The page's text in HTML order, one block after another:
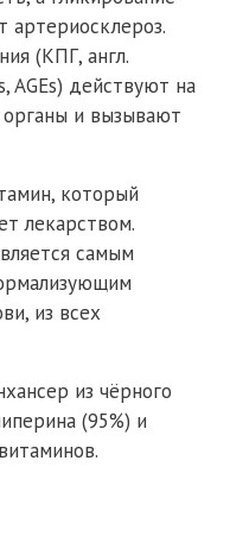
артериосклероз.
(КПГ, англ.
AGEs) действуют на
и вызывают
который
лекарством.
самым
из всех
из чёрного
(95%) и